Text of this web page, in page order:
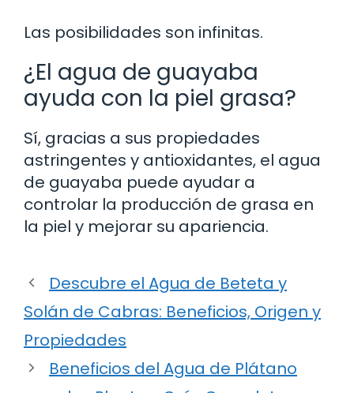
Las posibilidades son infinitas.
¿El agua de guayaba
ayuda con la piel grasa?
Sí, gracias a sus propiedades
astringentes y antioxidantes, el agua
de guayaba puede ayudar a
controlar la producción de grasa en
la piel y mejorar su apariencia.
Descubre el Agua de Beteta y
Solán de Cabras: Beneficios, Origen y
Propiedades
Beneficios del Agua de Plátano